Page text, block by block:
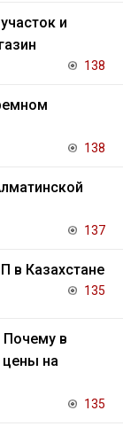
и
138
138
137
в Казахстане
135
в
цены на
135